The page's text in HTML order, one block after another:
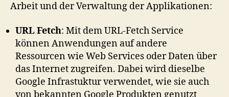
Arbeit und der Verwaltung der Applikationen:
URL Fetch: Mit dem URL-Fetch Service
können Anwendungen auf andere
Ressourcen wie Web Services oder Daten über
das Internet zugreifen. Dabei wird dieselbe
Google Infrastuktur verwendet, wie sie auch
von bekannten Google Produkten genutzt